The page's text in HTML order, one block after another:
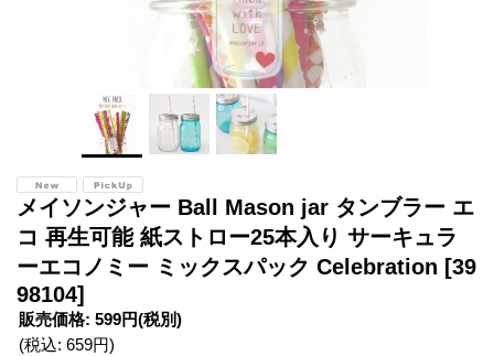
メイソンジャー Ball Mason jar タンブラー エ
コ 再生可能 紙ストロー25本入り サーキュラ
ーエコノミー ミックスパック Celebration [39
98104]
販売価格: 599円(税別)
(税込: 659円)